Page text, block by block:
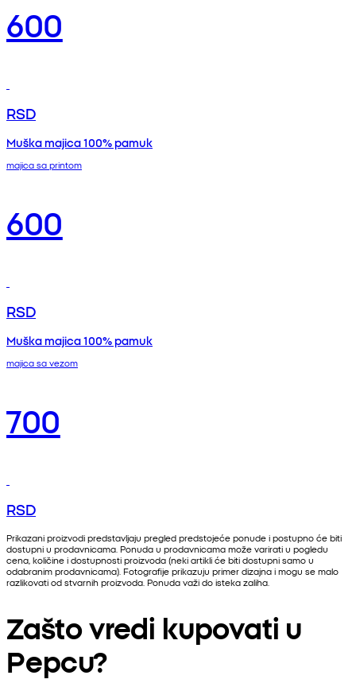
600
RSD
Muška majica 100% pamuk
majica sa printom
600
RSD
Muška majica 100% pamuk
majica sa vezom
700
RSD
Prikazani proizvodi predstavljaju pregled predstojeće ponude i postupno će biti
dostupni u prodavnicama. Ponuda u prodavnicama može varirati u pogledu
cena, količine i dostupnosti proizvoda (neki artikli će biti dostupni samo u
odabranim prodavnicama). Fotografije prikazuju primer dizajna i mogu se malo
razlikovati od stvarnih proizvoda. Ponuda važi do isteka zaliha.
Zašto vredi kupovati u
Pepcu?